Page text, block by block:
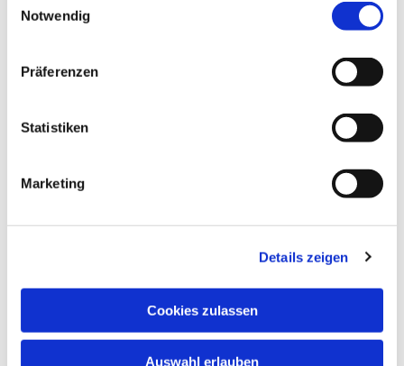
Notwendig
Präferenzen
Statistiken
Marketing
Details zeigen
Cookies zulassen
Auswahl erlauben